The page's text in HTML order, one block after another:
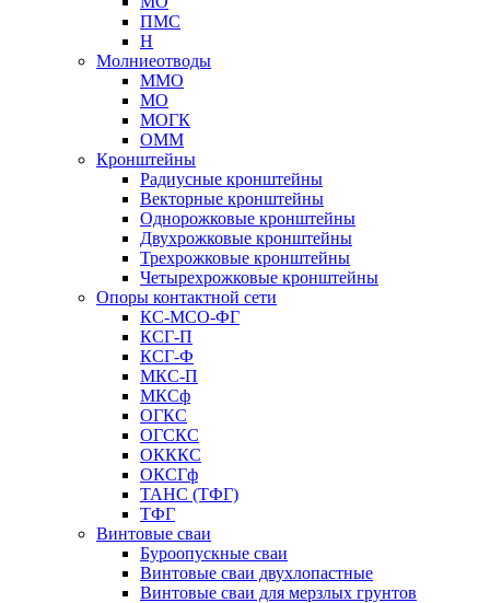
ПМС
Н
Молниеотводы
ММО
МО
МОГК
ОММ
Кронштейны
Радиусные кронштейны
Векторные кронштейны
Однорожковые кронштейны
Двухрожковые кронштейны
Трехрожковые кронштейны
Четырехрожковые кронштейны
Опоры контактной сети
КС-МСО-ФГ
КСГ-П
КСГ-Ф
МКС-П
МКСф
ОГКС
ОГСКС
ОКККС
ОКСГф
ТАНС (ТФГ)
ТФГ
Винтовые сваи
Буроопускные сваи
Винтовые сваи двухлопастные
Винтовые сваи для мерзлых грунтов